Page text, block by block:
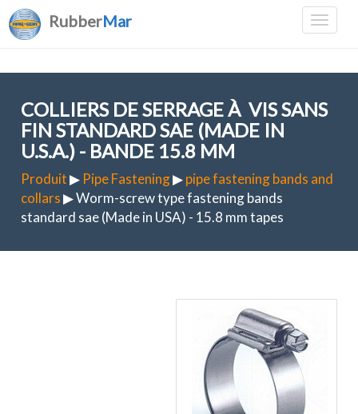
RubberMar
COLLIERS DE SERRAGE À VIS SANS
FIN STANDARD SAE (MADE IN
U.S.A.) - BANDE 15.8 MM
Produit▶ Pipe Fastening▶pipe fastening bands and
collars▶ Worm-screw type fastening bands
standard sae (Made in USA) - 15.8 mm tapes